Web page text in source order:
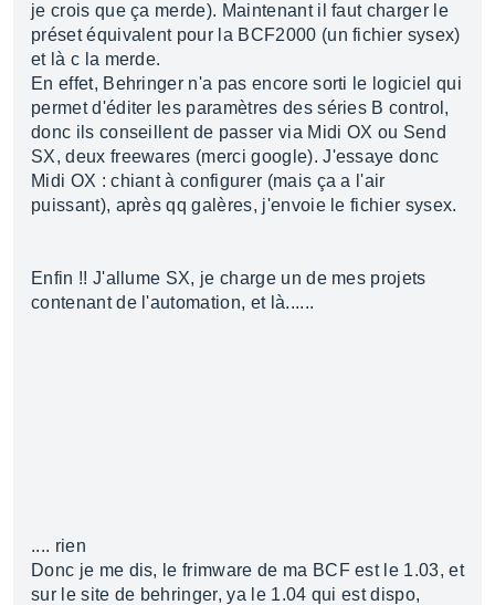
je crois que ça merde). Maintenant il faut charger le
préset équivalent pour la BCF2000 (un fichier sysex)
et là c la merde.
En effet, Behringer n'a pas encore sorti le logiciel qui
permet d'éditer les paramètres des séries B control,
donc ils conseillent de passer via Midi OX ou Send
SX, deux freewares (merci google). J'essaye donc
Midi OX : chiant à configurer (mais ça a l'air
puissant), après qq galères, j'envoie le fichier sysex.
Enfin !! J'allume SX, je charge un de mes projets
contenant de l'automation, et là......
.... rien
Donc je me dis, le frimware de ma BCF est le 1.03, et
sur le site de behringer, ya le 1.04 qui est dispo,